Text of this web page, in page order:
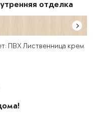
отделка
ПВХ Лиственница крем